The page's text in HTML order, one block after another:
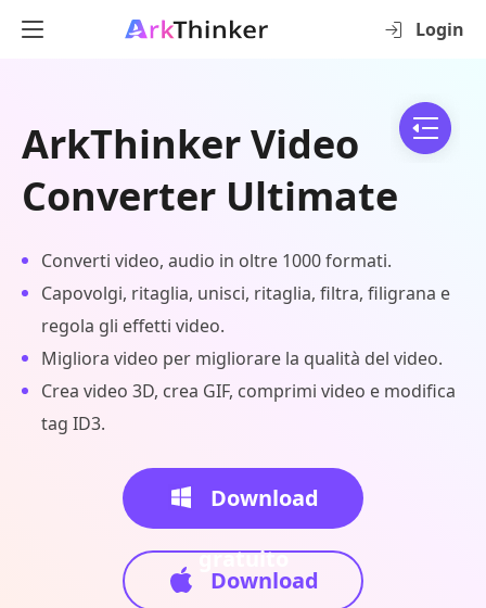
Login
ArkThinker Video
Converter Ultimate
Converti video, audio in oltre 1000 formati.
Capovolgi, ritaglia, unisci, ritaglia, filtra, filigrana e
regola gli effetti video.
Migliora video per migliorare la qualità del video.
Crea video 3D, crea GIF, comprimi video e modifica
tag ID3.
Download
gratuito
Download